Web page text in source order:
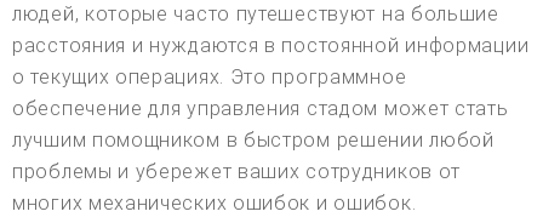
людей, которые часто путешествуют на большие
расстояния и нуждаются в постоянной информации
о текущих операциях. Это программное
обеспечение для управления стадом может стать
лучшим помощником в быстром решении любой
проблемы и убережет ваших сотрудников от
многих механических ошибок и ошибок.